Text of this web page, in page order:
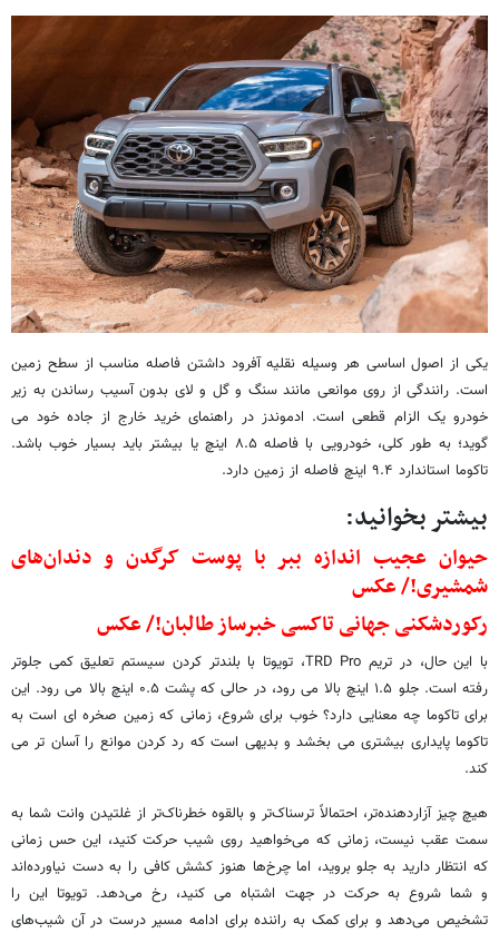
یکی از اصول اساسی هر وسیله نقلیه آفرود داشتن فاصله مناسب از سطح زمین
است. رانندگی از روی موانعی مانند سنگ و گل و لای بدون آسیب رساندن به زیر
خودرو یک الزام قطعی است. ادموندز در راهنمای خرید خارج از جاده خود می
گوید؛ به طور کلی، خودرویی با فاصله ۸.۵ اینچ یا بیشتر باید بسیار خوب باشد.
تاکوما استاندارد ۹.۴ اینچ فاصله از زمین دارد.
بیشتر بخوانید:
حیوان عجیب اندازه ببر با پوست کرگدن و دندان‌های
شمشیری!/ عکس
رکوردشکنی جهانی تاکسی خبرساز طالبان!/ عکس
با این حال، در تریم TRD Pro، تویوتا با بلندتر کردن سیستم تعلیق کمی جلوتر
رفته است. جلو ۱.۵ اینچ بالا می رود، در حالی که پشت ۰.۵ اینچ بالا می رود. این
برای تاکوما چه معنایی دارد؟ خوب برای شروع، زمانی که زمین صخره ای است به
تاکوما پایداری بیشتری می بخشد و بدیهی است که رد کردن موانع را آسان تر می
کند.
هیچ چیز آزاردهنده‌تر، احتمالاً ترسناک‌تر و بالقوه خطرناک‌تر از غلتیدن وانت شما به
سمت عقب نیست، زمانی که می‌خواهید روی شیب حرکت کنید، این حس زمانی
که انتظار دارید به جلو بروید، اما چرخ‌ها هنوز کشش کافی را به دست نیاورده‌اند
و شما شروع به حرکت در جهت اشتباه می کنید، رخ می‌دهد. تویوتا این را
تشخیص می‌دهد و برای کمک به راننده برای ادامه مسیر درست در آن شیب‌های